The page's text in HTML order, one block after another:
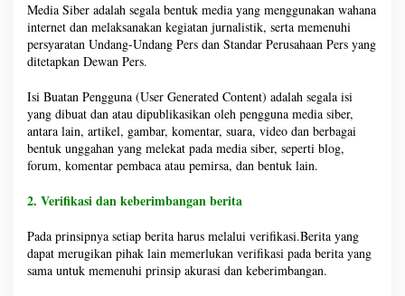
Media Siber adalah segala bentuk media yang menggunakan wahana
internet dan melaksanakan kegiatan jurnalistik, serta memenuhi
persyaratan Undang-Undang Pers dan Standar Perusahaan Pers yang
ditetapkan Dewan Pers.
Isi Buatan Pengguna (User Generated Content) adalah segala isi
yang dibuat dan atau dipublikasikan oleh pengguna media siber,
antara lain, artikel, gambar, komentar, suara, video dan berbagai
bentuk unggahan yang melekat pada media siber, seperti blog,
forum, komentar pembaca atau pemirsa, dan bentuk lain.
2. Verifikasi dan keberimbangan berita
Pada prinsipnya setiap berita harus melalui verifikasi.Berita yang
dapat merugikan pihak lain memerlukan verifikasi pada berita yang
sama untuk memenuhi prinsip akurasi dan keberimbangan.